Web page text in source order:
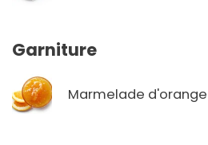
Garniture
Marmelade